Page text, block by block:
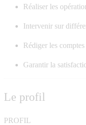
Réaliser les
Intervenir sur
Rédiger les
Garantir la
Le profil
PROFIL